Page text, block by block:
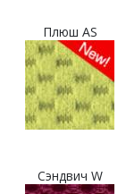
Плюш AS
Сэндвич W